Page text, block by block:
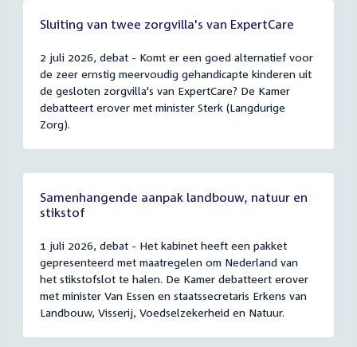
Sluiting van twee zorgvilla's van ExpertCare
2 juli 2026, debat - Komt er een goed alternatief voor
de zeer ernstig meervoudig gehandicapte kinderen uit
de gesloten zorgvilla's van ExpertCare? De Kamer
debatteert erover met minister Sterk (Langdurige
Zorg).
Samenhangende aanpak landbouw, natuur en
stikstof
1 juli 2026, debat - Het kabinet heeft een pakket
gepresenteerd met maatregelen om Nederland van
het stikstofslot te halen. De Kamer debatteert erover
met minister Van Essen en staatssecretaris Erkens van
Landbouw, Visserij, Voedselzekerheid en Natuur.